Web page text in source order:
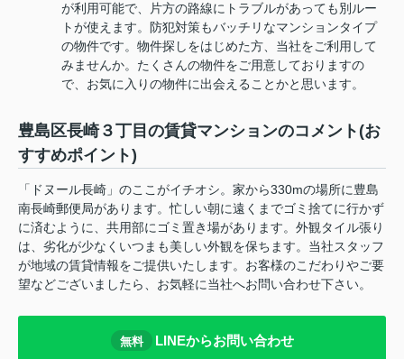
が利用可能で、片方の路線にトラブルがあっても別ルー
トが使えます。防犯対策もバッチリなマンションタイプ
の物件です。物件探しをはじめた方、当社をご利用して
みませんか。たくさんの物件をご用意しておりますの
で、お気に入りの物件に出会えることかと思います。
豊島区長崎３丁目の賃貸マンションのコメント(お
すすめポイント)
「ドヌール長崎」のここがイチオシ。家から330mの場所に豊島
南長崎郵便局があります。忙しい朝に遠くまでゴミ捨てに行かず
に済むように、共用部にゴミ置き場があります。外観タイル張り
は、劣化が少なくいつまも美しい外観を保ちます。当社スタッフ
が地域の賃貸情報をご提供いたします。お客様のこだわりやご要
望などございましたら、お気軽に当社へお問い合わせ下さい。
無料 LINEからお問い合わせ